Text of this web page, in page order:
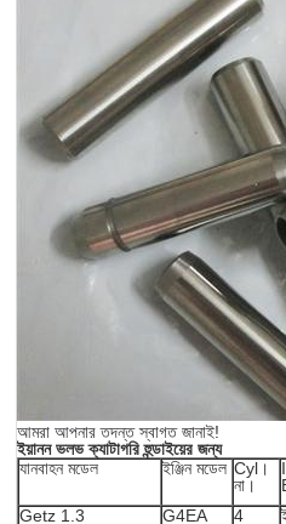
আমরা আপনার তদন্ত স্বাগত জানাই!
ইয়ানন ভলভ ক্যাটাগরি হুন্ডাইয়ের জন্য
যানবাহন মডেল
ইঞ্জিন মডেল Cyl।
না।
Getz 1.3
G4EA
4